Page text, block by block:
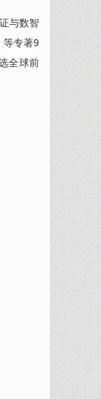
与数智
等专著9
全球前